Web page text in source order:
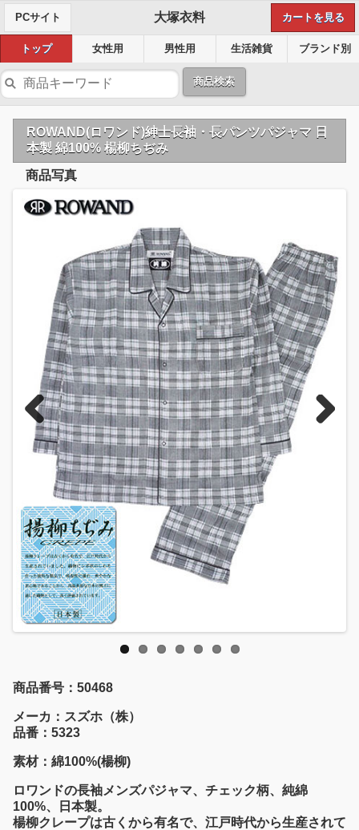
PCサイト 大塚衣料 カートを見る
トップ 女性用 男性用 生活雑貨 ブランド別
商品検索
ROWAND(ロワンド)紳士長袖・長パンツパジャマ 日
本製 綿100% 楊柳ちぢみ
商品写真
Previous
商品番号：50468
メーカ：スズホ（株）
品番：5323
素材：綿100%(楊柳)
ロワンドの長袖メンズパジャマ、チェック柄、純綿
100%、日本製。
楊柳クレープは古くから有名で、江戸時代から生産されて